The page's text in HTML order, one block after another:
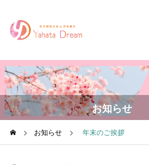
お知らせ
お知らせ 年末のご挨拶